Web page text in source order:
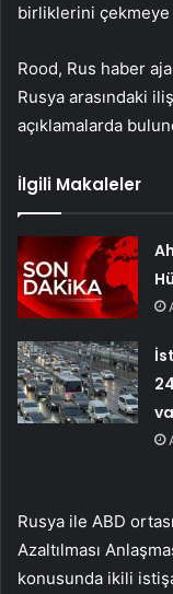
birliklerini çekmeye
Rood, Rus haber
Rusya arasındaki
açıklamalarda
İlgili Makaleler
Rusya ile ABD
Azaltılması
konusunda ikili